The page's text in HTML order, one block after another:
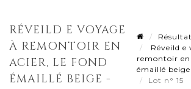
RÉVEILD E VOYAGE
À REMONTOIR EN
ACIER, LE FOND
ÉMAILLÉ BEIGE -
Résultat
Réveild e
remontoir
émaillé beige
Lot n° 15